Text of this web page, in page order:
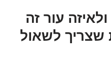
עור זה
שאלות שצריך לשאול